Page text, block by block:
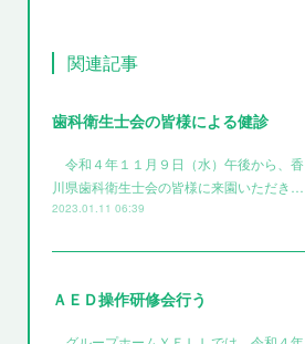
関連記事
歯科衛生士会の皆様による健診
令和４年１１月９日（水）午後から、香
川県歯科衛生士会の皆様に来園いただき…
2023.01.11 06:39
ＡＥＤ操作研修会行う